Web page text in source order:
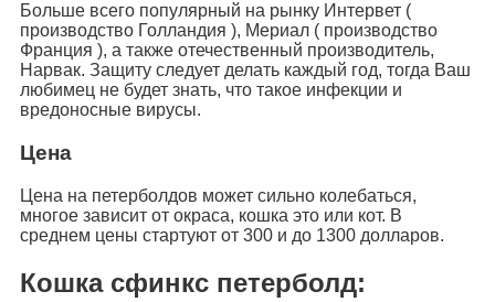
Больше всего популярный на рынку Интервет (
производство Голландия ), Мериал ( производство
Франция ), а также отечественный производитель,
Нарвак. Защиту следует делать каждый год, тогда Ваш
любимец не будет знать, что такое инфекции и
вредоносные вирусы.
Цена
Цена на петерболдов может сильно колебаться,
многое зависит от окраса, кошка это или кот. В
среднем цены стартуют от 300 и до 1300 долларов.
Кошка сфинкс петерболд: